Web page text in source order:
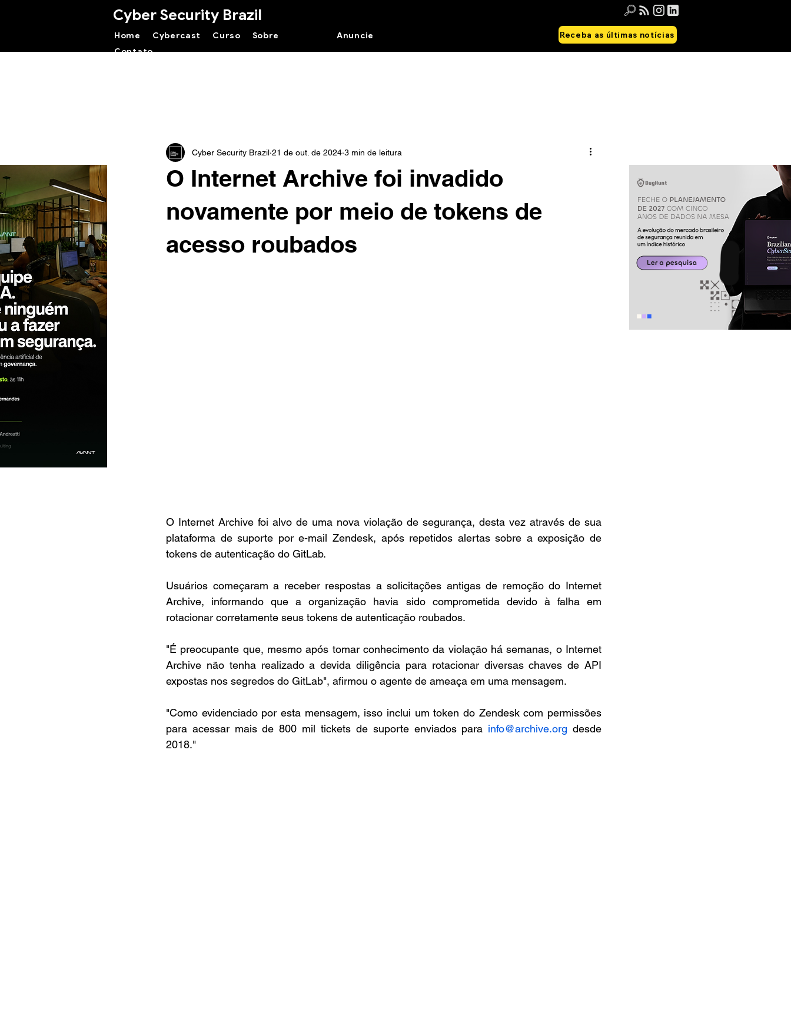
Cyber Security Brazil
Receba as últimas notícias
Anuncie
Home Cybercast Curso
Sobre
Contato
O Internet Archive foi invadido
novamente por meio de tokens de
acesso roubados
Cyber Security Brazil 21 de out. de 2024 3 min de leitura
O Internet Archive foi alvo de uma nova violação de segurança, desta vez através de sua
plataforma de suporte por e-mail Zendesk, após repetidos alertas sobre a exposição de
tokens de autenticação do GitLab.
Usuários começaram a receber respostas a solicitações antigas de remoção do Internet
Archive, informando que a organização havia sido comprometida devido à falha em
rotacionar corretamente seus tokens de autenticação roubados.
"É preocupante que, mesmo após tomar conhecimento da violação há semanas, o Internet
Archive não tenha realizado a devida diligência para rotacionar diversas chaves de API
expostas nos segredos do GitLab", afirmou o agente de ameaça em uma mensagem.
"Como evidenciado por esta mensagem, isso inclui um token do Zendesk com permissões
para acessar mais de 800 mil tickets de suporte enviados para info@archive.org desde
2018."